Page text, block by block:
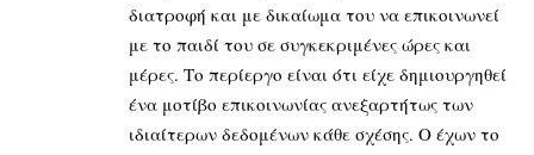
διατροφή και με δικαίωμα του να επικοινωνεί
με το παιδί του σε συγκεκριμένες ώρες και
μέρες. Το περίεργο είναι ότι είχε δημιουργηθεί
ένα μοτίβο επικοινωνίας ανεξαρτήτως των
ιδιαίτερων δεδομένων κάθε σχέσης. Ο έχων το